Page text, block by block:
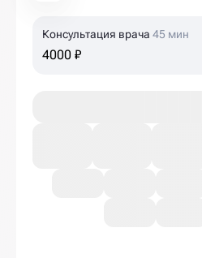
Консультация врача 45 мин
4000 ₽